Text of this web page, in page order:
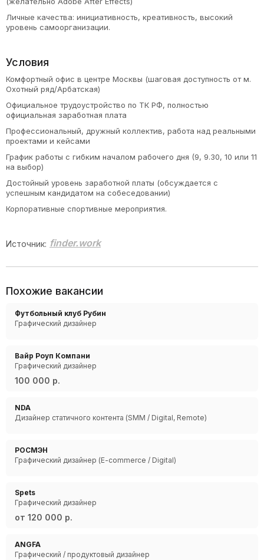
Личные качества: инициативность, креативность, высокий
уровень самоорганизации.
Условия
Комфортный офис в центре Москвы (шаговая доступность от м.
Охотный ряд/Арбатская)
Официальное трудоустройство по ТК РФ, полностью
официальная заработная плата
Профессиональный, дружный коллектив, работа над реальными
проектами и кейсами
График работы с гибким началом рабочего дня (9, 9.30, 10 или 11
на выбор)
Достойный уровень заработной платы (обсуждается с
успешным кандидатом на собеседовании)
Корпоративные спортивные мероприятия.
Источник: finder.work
Похожие вакансии
Футбольный клуб Рубин
Графический дизайнер
Вайр Роуп Компани
Графический дизайнер
100 000 р.
NDA
Дизайнер статичного контента (SMM / Digital, Remote)
РОСМЭН
Графический дизайнер (E-commerce / Digital)
Spets
Графический дизайнер
от 120 000 р.
ANGFA
Графический / продуктовый дизайнер